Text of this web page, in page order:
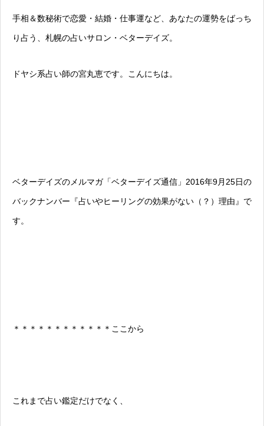
手相＆数秘術で恋愛・結婚・仕事運など、あなたの運勢をばっち
り占う、札幌の占いサロン・ベターデイズ。
ドヤシ系占い師の宮丸恵です。こんにちは。
ベターデイズのメルマガ「ベターデイズ通信」2016年9月25日の
バックナンバー『占いやヒーリングの効果がない（？）理由』で
す。
＊＊＊＊＊＊＊＊＊＊＊＊ここから
これまで占い鑑定だけでなく、